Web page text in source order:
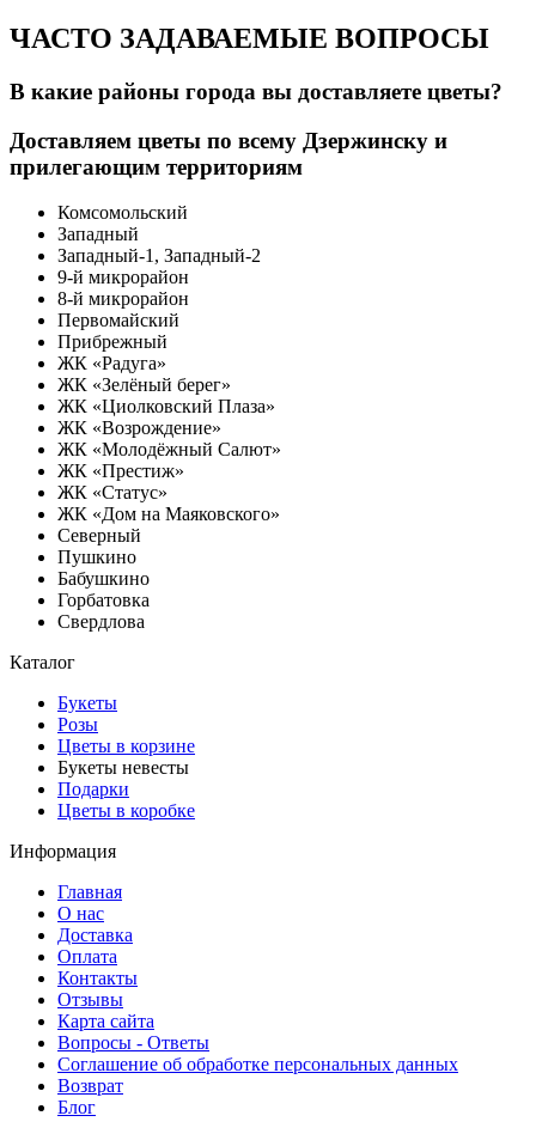
ЧАСТО ЗАДАВАЕМЫЕ ВОПРОСЫ
В какие районы города вы доставляете цветы?
Доставляем цветы по всему Дзержинску и
прилегающим территориям
Комсомольский
Западный
Западный-1, Западный-2
9-й микрорайон
8-й микрорайон
Первомайский
Прибрежный
ЖК «Радуга»
ЖК «Зелёный берег»
ЖК «Циолковский Плаза»
ЖК «Возрождение»
ЖК «Молодёжный Салют»
ЖК «Престиж»
ЖК «Статус»
ЖК «Дом на Маяковского»
Северный
Пушкино
Бабушкино
Горбатовка
Свердлова
Каталог
Букеты
Розы
Цветы в корзине
Букеты невесты
Подарки
Цветы в коробке
Информация
Главная
О нас
Доставка
Оплата
Контакты
Отзывы
Карта сайта
Вопросы - Ответы
Соглашение об обработке персональных данных
Возврат
Блог